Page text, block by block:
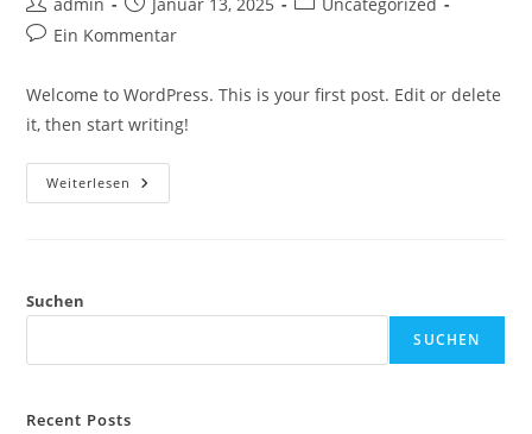
Autor:
veröffentlicht:
Beitrags-
Ein Kommentar
Welcome to WordPress. This is your first post. Edit or delete
it, then start writing!
Weiterlesen Hello
World!
Suchen
SUCHEN
Recent Posts